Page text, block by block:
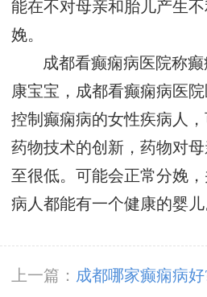
能在不对母亲和胎儿产生
娩。
成都看癫痫病医院称
康宝宝，成都看癫痫病医
控制癫痫病的女性疾病人
药物技术的创新，药物对
至很低。可能会正常分娩
病人都能有一个健康的婴儿
上一篇： 成都哪家癫痫病